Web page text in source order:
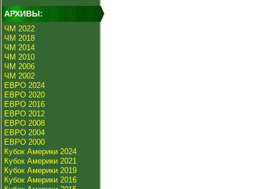
АРХИВЫ:
ЧМ 2022
ЧМ 2018
ЧМ 2014
ЧМ 2010
ЧМ 2006
ЧМ 2002
ЕВРО 2024
ЕВРО 2020
ЕВРО 2016
ЕВРО 2012
ЕВРО 2008
ЕВРО 2004
ЕВРО 2000
Кубок Америки 2024
Кубок Америки 2021
Кубок Америки 2019
Кубок Америки 2016